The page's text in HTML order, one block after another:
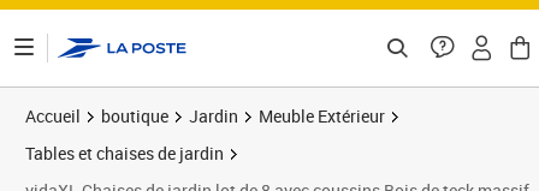
Accueil boutique Jardin
Meuble Extérieur
Tables et chaises de jardin